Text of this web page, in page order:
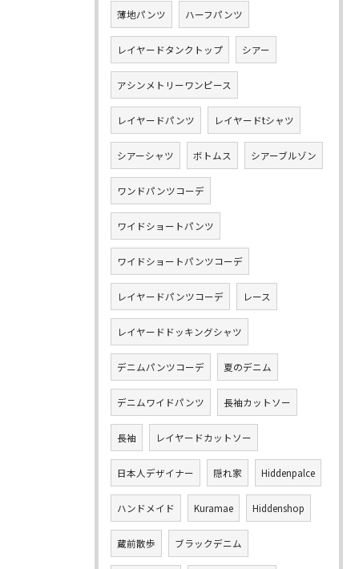
薄地パンツ ハーフパンツ
レイヤードタンクトップ シアー
アシンメトリーワンピース
レイヤードパンツ レイヤードtシャツ
シアーシャツ ボトムス シアーブルゾン
ワンドパンツコーデ
ワイドショートパンツ
ワイドショートパンツコーデ
レイヤードパンツコーデ レース
レイヤードドッキングシャツ
デニムパンツコーデ 夏のデニム
デニムワイドパンツ 長袖カットソー
長袖 レイヤードカットソー
日本人デザイナー 隠れ家 Hiddenpalce
ハンドメイド Kuramae Hiddenshop
蔵前散歩 ブラックデニム